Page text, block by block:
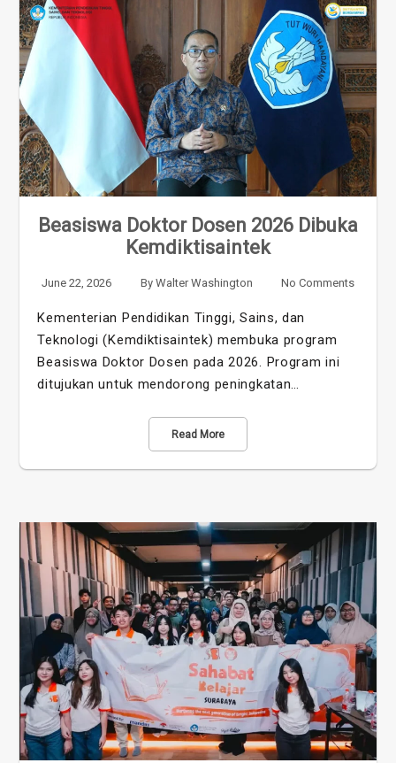
Beasiswa Doktor Dosen 2026 Dibuka
Kemdiktisaintek
June 22, 2026 By Walter Washington No Comments
Kementerian Pendidikan Tinggi, Sains, dan
Teknologi (Kemdiktisaintek) membuka program
Beasiswa Doktor Dosen pada 2026. Program ini
ditujukan untuk mendorong peningkatan…
Read More